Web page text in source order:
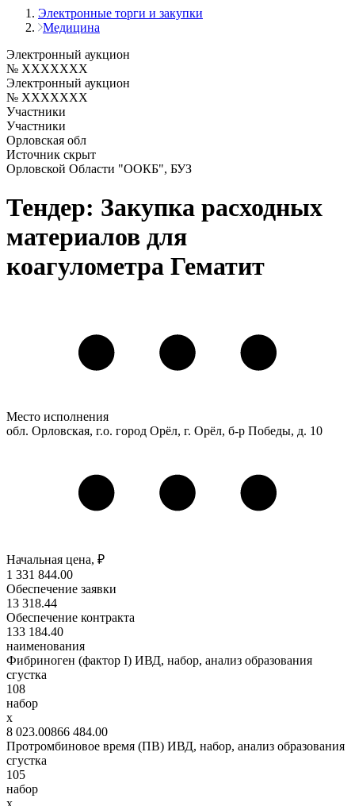
Электронные торги и закупки
Медицина
Электронный аукцион
№ XXXXXXX
Электронный аукцион
№ XXXXXXX
Участники
Участники
Орловская обл
Источник скрыт
Орловской Области "ООКБ", БУЗ
Тендер: Закупка расходных
материалов для
коагулометра Гематит
Место исполнения
обл. Орловская, г.о. город Орёл, г. Орёл, б-р Победы, д. 10
Начальная цена, ₽
1 331 844.00
Обеспечение заявки
13 318.44
Обеспечение контракта
133 184.40
наименования
Фибриноген (фактор I) ИВД, набор, анализ образования
сгустка
108
набор
x
8 023.00866 484.00
Протромбиновое время (ПВ) ИВД, набор, анализ образования
сгустка
105
набор
x